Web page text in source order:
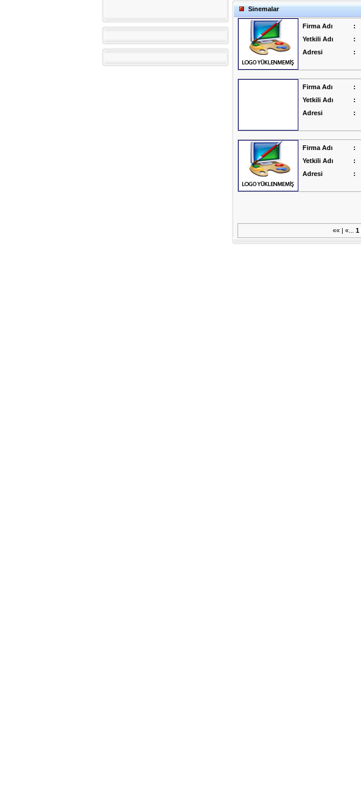
Sinemalar
Firma Adı :
Yetkili Adı
:
Adresi
:
Firma Adı :
Yetkili Adı
:
Adresi
:
Firma Adı :
Yetkili Adı
:
Adresi
:
«« | «... 1